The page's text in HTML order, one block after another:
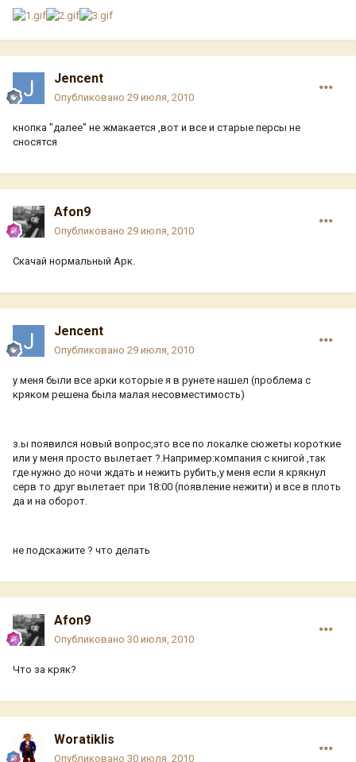
Jencent
Опубликовано 29 июля, 2010
кнопка "далее" не жмакается ,вот и все и старые персы не
сносятся
Afon9
Опубликовано 29 июля, 2010
Скачай нормальный Арк.
Jencent
Опубликовано 29 июля, 2010
у меня были все арки которые я в рунете нашел (проблема с
кряком решена была малая несовместимость)
з.ы появился новый вопрос,это все по локалке сюжеты короткие
или у меня просто вылетает ?.Например:компания с книгой ,так
где нужно до ночи ждать и нежить рубить,у меня если я крякнул
серв то друг вылетает при 18:00 (появление нежити) и все в плоть
да и на оборот.
не подскажите ? что делать
Afon9
Опубликовано 30 июля, 2010
Что за кряк?
Woratiklis
Опубликовано 30 июля, 2010